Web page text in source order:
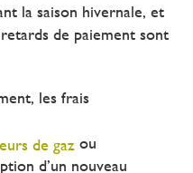
la saison hivernale, et
de paiement sont
les frais
de gaz ou
d’un nouveau